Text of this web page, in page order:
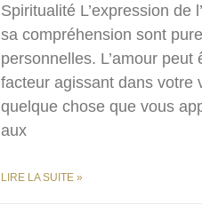
Spiritualité L’expression de
sa compréhension sont
personnelles. L’amour peut
facteur agissant dans votre
quelque chose que vous
aux
LIRE LA SUITE »